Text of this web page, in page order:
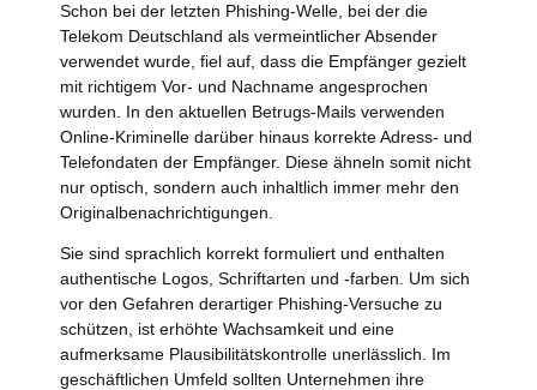
Schon bei der letzten Phishing-Welle, bei der die
Telekom Deutschland als vermeintlicher Absender
verwendet wurde, fiel auf, dass die Empfänger gezielt
mit richtigem Vor- und Nachname angesprochen
wurden. In den aktuellen Betrugs-Mails verwenden
Online-Kriminelle darüber hinaus korrekte Adress- und
Telefondaten der Empfänger. Diese ähneln somit nicht
nur optisch, sondern auch inhaltlich immer mehr den
Originalbenachrichtigungen.
Sie sind sprachlich korrekt formuliert und enthalten
authentische Logos, Schriftarten und -farben. Um sich
vor den Gefahren derartiger Phishing-Versuche zu
schützen, ist erhöhte Wachsamkeit und eine
aufmerksame Plausibilitätskontrolle unerlässlich. Im
geschäftlichen Umfeld sollten Unternehmen ihre